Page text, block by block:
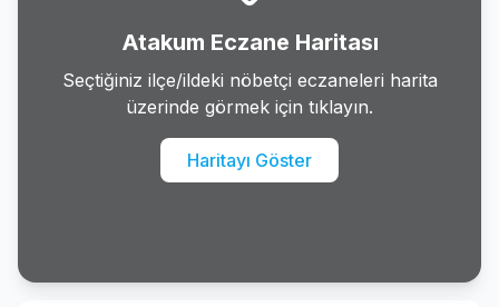
Salipazari
Atakum Eczane Haritası
Seçtiğiniz ilçe/ildeki nöbetçi eczaneleri harita
üzerinde görmek için tıklayın.
Haritayı Göster